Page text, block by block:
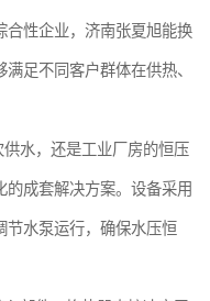
合性企业，济南张夏旭能换
足不同客户群体在供热、
水，还是工业厂房的恒压
成套解决方案。设备采用
节水泵运行，确保水压恒